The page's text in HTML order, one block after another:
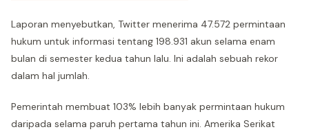
Laporan menyebutkan, Twitter menerima 47.572 permintaan
hukum untuk informasi tentang 198.931 akun selama enam
bulan di semester kedua tahun lalu. Ini adalah sebuah rekor
dalam hal jumlah.
Pemerintah membuat 103% lebih banyak permintaan hukum
daripada selama paruh pertama tahun ini. Amerika Serikat